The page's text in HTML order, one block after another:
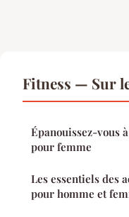
Fitness — Sur
Épanouissez-vous
pour femme
Les essentiels des
pour homme et